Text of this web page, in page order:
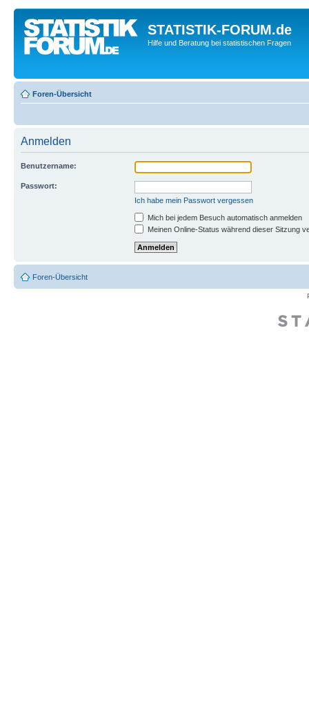
STATISTIK-FORUM.de
Hilfe und Beratung bei statistischen Fragen
Foren-Übersicht
Anmelden
Benutzername:
Passwort:
Ich habe mein Passwort vergessen
Mich bei jedem Besuch automatisch anmelden
Meinen Online-Status während dieser Sitzung
Foren-Übersicht